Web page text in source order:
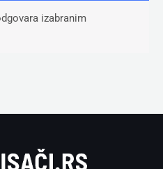
izabranim